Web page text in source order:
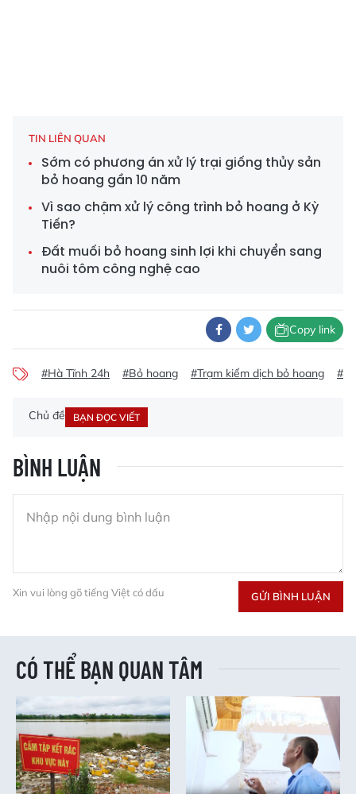
TIN LIÊN QUAN
Sớm có phương án xử lý trại giống thủy sản
bỏ hoang gần 10 năm
Vì sao chậm xử lý công trình bỏ hoang ở Kỳ
Tiến?
Đất muối bỏ hoang sinh lợi khi chuyển sang
nuôi tôm công nghệ cao
Copy link
#Hà Tĩnh 24h #Bỏ hoang #Trạm kiểm dịch bỏ hoang
Chủ đề BẠN ĐỌC VIẾT
BÌNH LUẬN
Xin vui lòng gõ tiếng Việt có dấu GỬI BÌNH LUẬN
CÓ THỂ BẠN QUAN TÂM